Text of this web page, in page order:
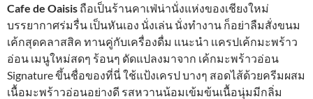
Cafe de Oaisis ถือเป็นร้านคาเฟ่น่านั่งแห่งของเชียงใหม่
บรรยากาศร่มรื่น เป็นหันเอง นั่งเล่น นั่งทำงาน ก็อย่าลืมสั่งขนม
เค้กสุดคลาสสิค ทานคู่กับเครื่องดื่ม แนะนำ เเครปเค้กมะพร้าว
อ่อน เมนูใหม่สดๆ ร้อนๆ ดัดแปลงมาจาก เค้กมะพร้าวอ่อน
Signature ขึ้นชื่อของที่นี่ ใช้แป้งเครป บางๆ สอดไส้ด้วยครีมผสม
เนื้อมะพร้าวอ่อนอย่างดี รสหวานน้อมเข้มข้นเนื้อนุ่มมีกลิ่ม